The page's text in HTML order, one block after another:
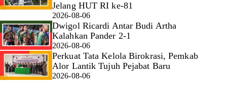
Jelang HUT RI ke-81
2026-08-06
Dwigol Ricardi Antar Budi Artha
Kalahkan Pander 2-1
2026-08-06
Perkuat Tata Kelola Birokrasi, Pemkab
Alor Lantik Tujuh Pejabat Baru
2026-08-06